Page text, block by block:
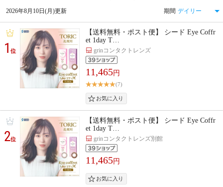
2026年8月10日(月)更新 期間
1位
【送料無料・ポスト便】 シード Eye Coffr
et 1day T…
grinコンタクトレンズ
11,465円
(7)
2位
【送料無料・ポスト便】 シード Eye Coffr
et 1day T…
grinコンタクトレンズ別館
11,465円